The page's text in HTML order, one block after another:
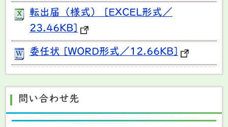
転出届（様式） [EXCEL形式／
23.46KB]
委任状 [WORD形式／12.66KB]
問い合わせ先